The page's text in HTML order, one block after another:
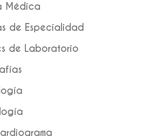
Médica
de Especialidad
de Laboratorio